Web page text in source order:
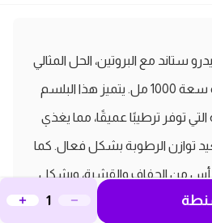
مع البروتين، الحل المثالي
لجميع أنواع الشعر بعبوة سعة 1000 مل. يتميز هذا البلسم
التي توفر ترطيبًا عميقًا، مما يغذي
توازن الرطوبة بشكل فعال. كما
من الجفاف والقشرة، ويشكل
لتقليل خطر التلف والتكسر.